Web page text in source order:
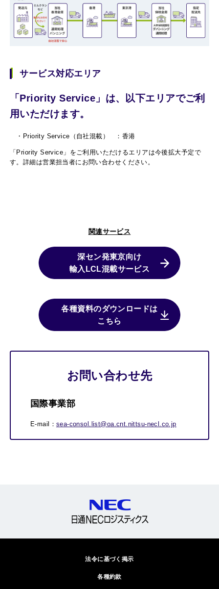
サービス対応エリア
「Priority Service」は、以下エリアでご利
用いただけます。
・Priority Service（自社混載） ：香港
「Priority Service」をご利用いただけるエリアは今後拡大予定で
す。詳細は営業担当者にお問い合わせください。
関連サービス
深セン発東京向け
輸入LCL混載サービス
各種資料のダウンロードは
こちら
お問い合わせ先
国際事業部
E-mail： sea-consol.list@oa.cnt.nittsu-necl.co.jp
法令に基づく掲示
各種約款